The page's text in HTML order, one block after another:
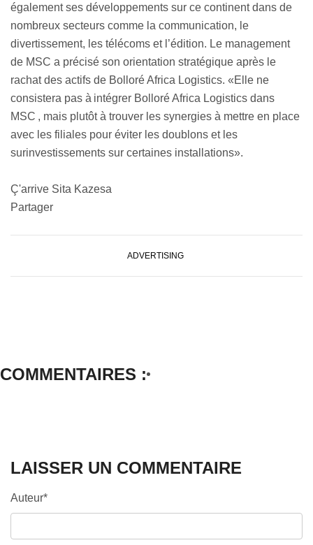
également ses développements sur ce continent dans de
nombreux secteurs comme la communication, le
divertissement, les télécoms et l’édition. Le management
de MSC a précisé son orientation stratégique après le
rachat des actifs de Bolloré Africa Logistics. «Elle ne
consistera pas à intégrer Bolloré Africa Logistics dans
MSC , mais plutôt à trouver les synergies à mettre en place
avec les filiales pour éviter les doublons et les
surinvestissements sur certaines installations».
Ç'arrive Sita Kazesa
Partager
ADVERTISING
COMMENTAIRES :
LAISSER UN COMMENTAIRE
Auteur*